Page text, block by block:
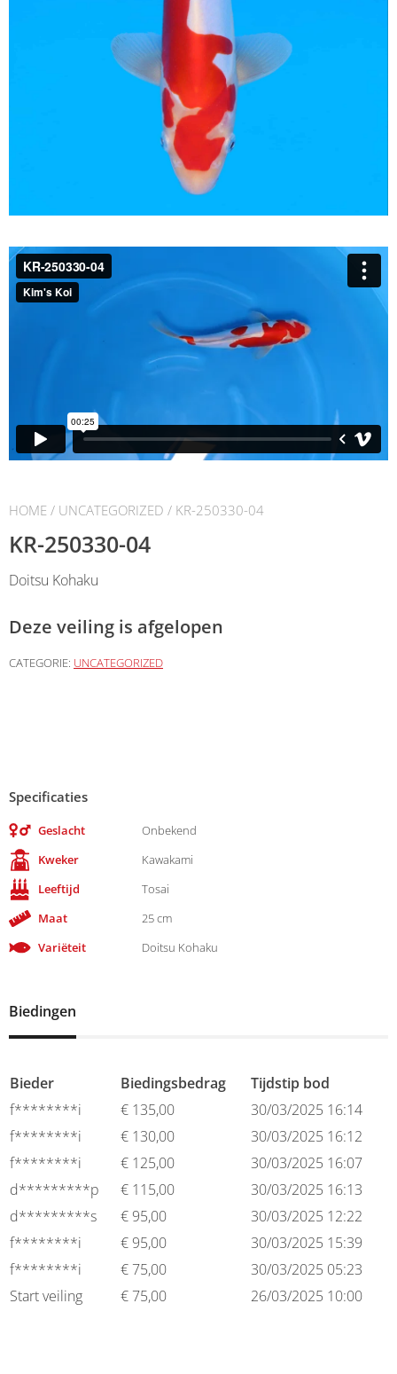
HOME / UNCATEGORIZED / KR-250330-04
KR-250330-04
Doitsu Kohaku
Deze veiling is afgelopen
CATEGORIE: UNCATEGORIZED
Specificaties
Geslacht
Onbekend
Kweker
Kawakami
Leeftijd
Tosai
Maat
25 cm
Variëteit
Doitsu Kohaku
Biedingen
Bieder Biedingsbedrag
Tijdstip bod
f********i
€ 135,00
30/03/2025 16:14
f********i
€ 130,00
30/03/2025 16:12
f********i
€ 125,00
30/03/2025 16:07
d*********p
€ 115,00
30/03/2025 16:13
d*********s
€ 95,00
30/03/2025 12:22
f********i
€ 95,00
30/03/2025 15:39
f********i
€ 75,00
30/03/2025 05:23
Start veiling
€ 75,00 26/03/2025 10:00